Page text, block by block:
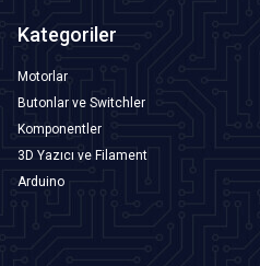
Kategoriler
Motorlar
Butonlar ve Switchler
Komponentler
3D Yazıcı ve Filament
Arduino